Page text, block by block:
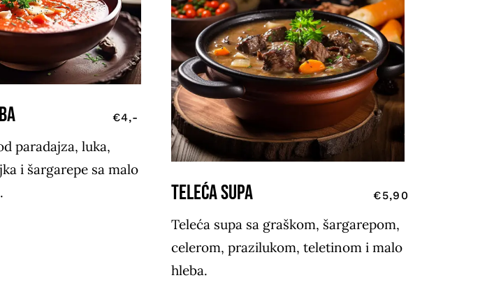
€4,-
paradajza, luka,
i šargarepe sa malo
TELEĆA SUPA €5,90
Teleća supa sa graškom, šargarepom,
celerom, prazilukom, teletinom i malo
hleba.